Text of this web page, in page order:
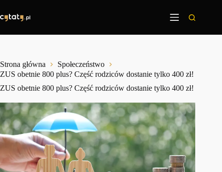
treści
Strona główna
Społeczeństwo
ZUS obetnie 800 plus? Część rodziców dostanie tylko 400 zł!
ZUS obetnie 800 plus? Część rodziców dostanie tylko 400 zł!